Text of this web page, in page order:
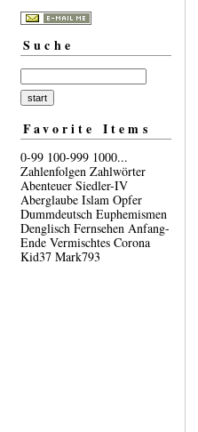
Suche
Favorite Items
0-99 100-999 1000...
Zahlenfolgen Zahlwörter
Abenteuer Siedler-IV
Aberglaube Islam Opfer
Dummdeutsch Euphemismen
Denglisch Fernsehen Anfang-
Ende Vermischtes Corona
Kid37 Mark793